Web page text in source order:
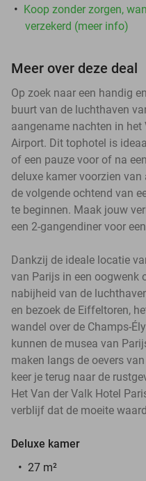
Koop zonder zorgen,
verzekerd (meer info)
Meer over deze deal
Op zoek naar een handig
buurt van de luchthaven
aangename nachten in het
Airport. Dit tophotel is
of een pauze voor of na
deluxe kamer voorzien
de volgende ochtend van
te beginnen. Maak jouw
een 2-gangendiner voor
Dankzij de ideale locatie
van Parijs in een oogwenk
nabijheid van de
en bezoek de Eiffeltoren,
wandel over de Champs-
kunnen de musea van
maken langs de oevers
keer je terug naar de
Het Van der Valk Hotel
verblijf dat de moeite
Deluxe kamer
27 m²